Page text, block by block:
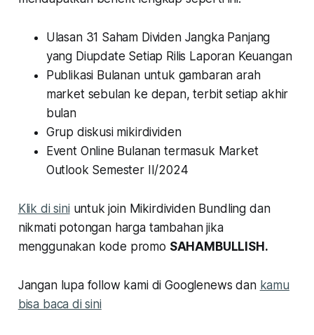
Ulasan 31 Saham Dividen Jangka Panjang
yang Diupdate Setiap Rilis Laporan Keuangan
Publikasi Bulanan untuk gambaran arah
market sebulan ke depan, terbit setiap akhir
bulan
Grup diskusi mikirdividen
Event Online Bulanan termasuk Market
Outlook Semester II/2024
Klik di sini untuk join Mikirdividen Bundling dan
nikmati potongan harga tambahan jika
menggunakan kode promo SAHAMBULLISH.
Jangan lupa follow kami di Googlenews dan kamu
bisa baca di sini